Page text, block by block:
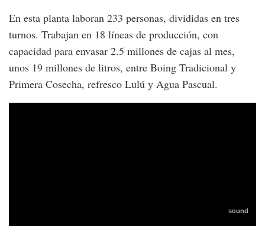
En esta planta laboran 233 personas, divididas en tres
turnos. Trabajan en 18 líneas de producción, con
capacidad para envasar 2.5 millones de cajas al mes,
unos 19 millones de litros, entre Boing Tradicional y
Primera Cosecha, refresco Lulú y Agua Pascual.